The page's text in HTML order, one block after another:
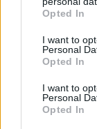
grant or deny
use your data
consent section.
Opted In
I want to
Personal
Opted In
I want to
Personal
Opted In
– Τι λέει η
Είναι γλυκό
23.03.2026, 15:01